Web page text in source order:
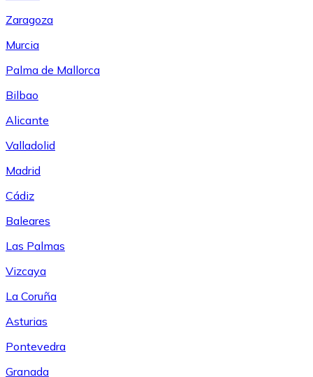
Zaragoza
Murcia
Palma de Mallorca
Bilbao
Alicante
Valladolid
Madrid
Cádiz
Baleares
Las Palmas
Vizcaya
La Coruña
Asturias
Pontevedra
Granada